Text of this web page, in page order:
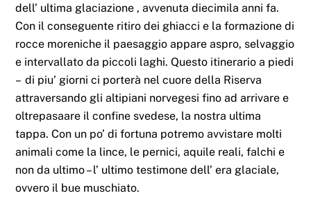
dell’ ultima glaciazione , avvenuta diecimila anni fa.
Con il conseguente ritiro dei ghiacci e la formazione di
rocce moreniche il paesaggio appare aspro, selvaggio
e intervallato da piccoli laghi. Questo itinerario a piedi
– di piu’ giorni ci porterà nel cuore della Riserva
attraversando gli altipiani norvegesi fino ad arrivare e
oltrepasaare il confine svedese, la nostra ultima
tappa. Con un po’ di fortuna potremo avvistare molti
animali come la lince, le pernici, aquile reali, falchi e
non da ultimo – l’ ultimo testimone dell’ era glaciale,
ovvero il bue muschiato.